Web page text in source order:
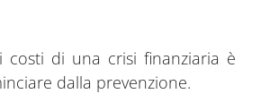
costi di una crisi finanziaria è
dalla prevenzione.